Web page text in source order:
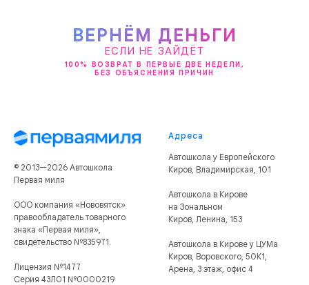
100% ВОЗВРАТ В ПЕРВЫЕ ДВЕ НЕДЕЛИ,
БЕЗ ОБЪЯСНЕНИЯ ПРИЧИН
ВЕРНЁМ ДЕНЬГИ
ЕСЛИ НЕ ЗАЙДЁТ
© 2013—2026 Автошкола
Первая миля
ООО компания «Нововятск»
правообладатель товарного
знака «Первая миля»,
свидетельство №835971.
Лицензия №1477
Серия 43Л01 №0000219
Адреса
Автошкола у Европейского
Киров, Владимирская, 101
Автошкола в Кирове
на Зональном
Киров, Ленина, 153
Автошкола в Кирове у ЦУМа
Киров, Воровского, 50К1,
Арена, 3 этаж, офис 4